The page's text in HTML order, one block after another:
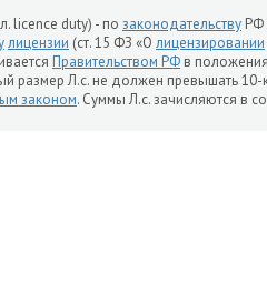
licence duty) - по законодательству РФ
лицензии (ст. 15 ФЗ «О лицензировании
Правительством РФ в
размер Л.с. не должен превышать 10-
законом. Суммы Л.с. зачисляются в